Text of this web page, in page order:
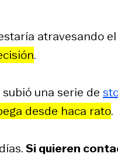
atravesando
.
una serie de
desde haca rato.
Si quieren